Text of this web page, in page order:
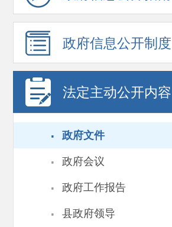
政府信息公开制度
法定主动公开内容
· 政府文件
· 政府会议
· 政府工作报告
· 县政府领导